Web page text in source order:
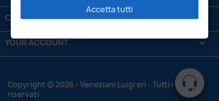
CONTATTACI 
YOUR ACCOUNT 
Copyright © 2026 - Veneziani Luigi srl - Tutti i diritti
riservati
Accetta tutti